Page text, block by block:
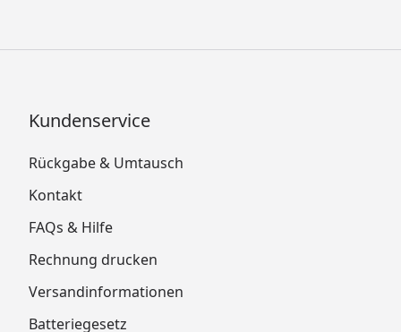
Kundenservice
Rückgabe & Umtausch
Kontakt
FAQs & Hilfe
Rechnung drucken
Versandinformationen
Batteriegesetz